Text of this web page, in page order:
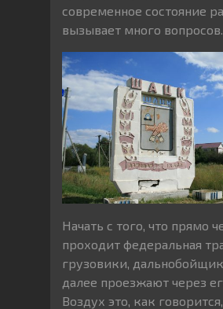
современное состояние
вызывает много вопросов.
Начать с того, что прямо
проходит федеральная
грузовики,
далее проезжают через
Воздух это, как